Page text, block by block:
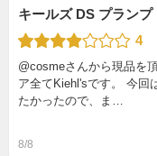
キールズ DS プランプ
4
@cosmeさんから現品を
ア全てKiehl'sです。 今回
たかったので、ま…
8/8